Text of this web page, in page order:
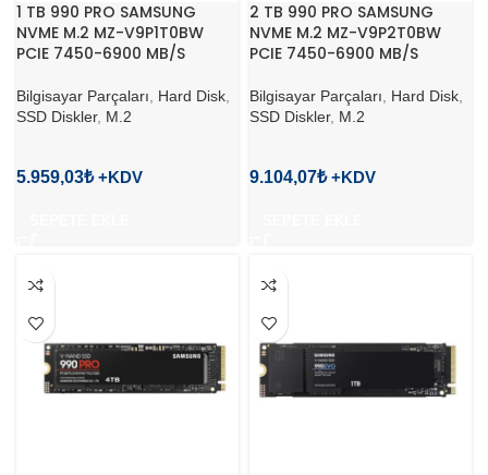
1 TB 990 PRO SAMSUNG
NVME M.2 MZ-V9P1T0BW
PCIE 7450-6900 MB/S
Bilgisayar Parçaları Hard Disk
SSD Diskler, M.2
5.959,03₺
2 TB 990 PRO SAMSUNG
NVME M.2 MZ-V9P2T0BW
PCIE 7450-6900 MB/S
Bilgisayar Parçaları Hard Disk
SSD Diskler, M.2
9.104,07₺